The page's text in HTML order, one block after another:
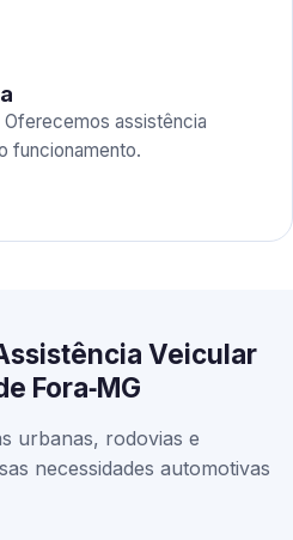
assistência
funcionamento.
Veicular
Fora‑MG
urbanas, rodovias e
necessidades automotivas